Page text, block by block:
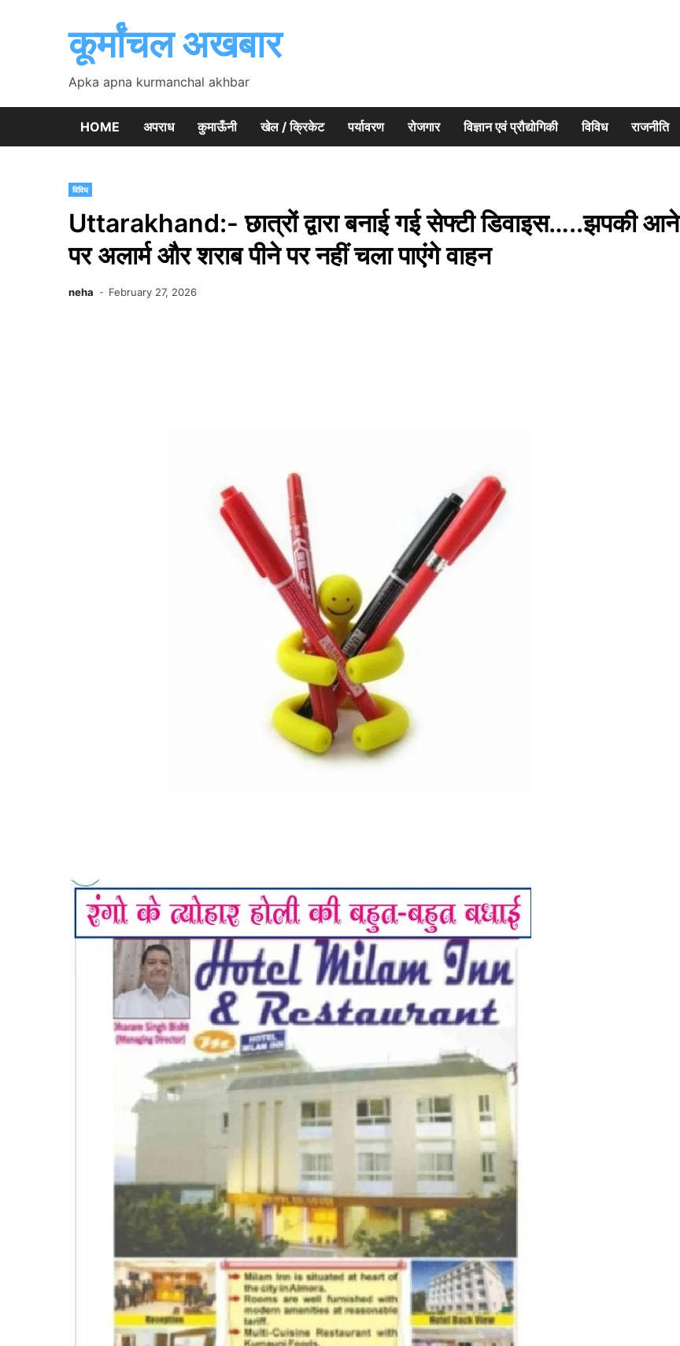
कूर्मांचल अखबार
Apka apna kurmanchal akhbar
HOME अपराध कुमाऊँनी खेल / क्रिकेट पर्यावरण रोजगार विज्ञान एवं प्रौद्योगिकी विविध राजनीति
विविध
Uttarakhand:- छात्रों द्वारा बनाई गई सेफ्टी डिवाइस…..झपकी आने
पर अलार्म और शराब पीने पर नहीं चला पाएंगे वाहन
neha February 27, 2026